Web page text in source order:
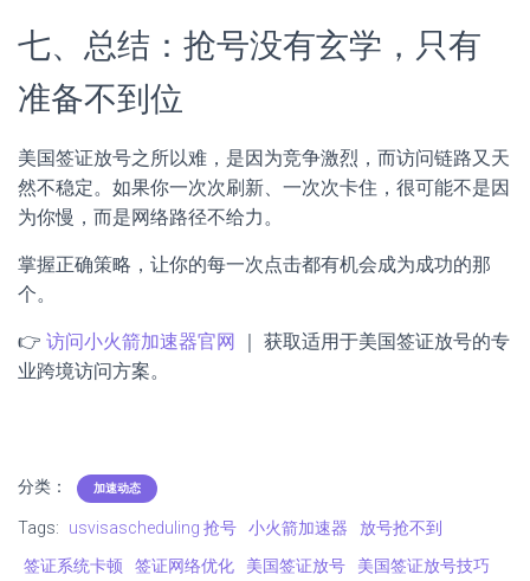
七、总结：抢号没有玄学，只有
准备不到位
美国签证放号之所以难，是因为竞争激烈，而访问链路又天
然不稳定。如果你一次次刷新、一次次卡住，很可能不是因
为你慢，而是网络路径不给力。
掌握正确策略，让你的每一次点击都有机会成为成功的那
个。
👉 访问小火箭加速器官网
｜ 获取适用于美国签证放号的专
业跨境访问方案。
分类： 加速动态
Tags: usvisascheduling 抢号 小火箭加速器
放号抢不到
签证系统卡顿
签证网络优化 美国签证放号
美国签证放号技巧